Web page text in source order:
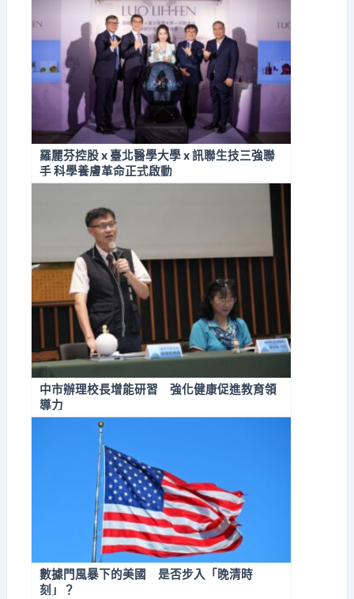
羅麗芬控股 x 臺北醫學大學 x 訊聯生技三強聯
手 科學養膚革命正式啟動
中市辦理校長增能研習 強化健康促進教育領
導力
數據門風暴下的美國 是否步入「晚清時
刻」？